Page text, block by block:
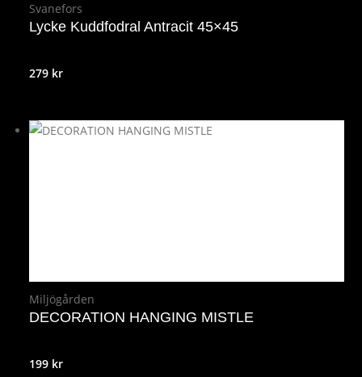
Svanefors
Lycke Kuddfodral Antracit 45×45
279 kr
Miljögården
DECORATION HANGING MISTLE
199 kr